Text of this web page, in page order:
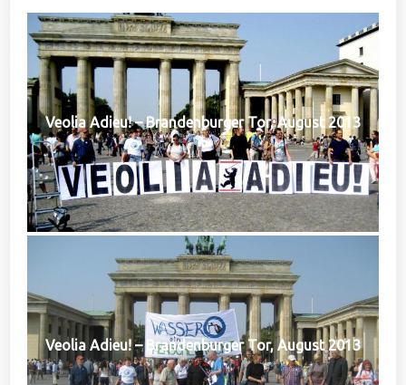
Veolia Adieu! – Brandenburger Tor, August 2013
Veolia Adieu! – Brandenburger Tor, August 2013